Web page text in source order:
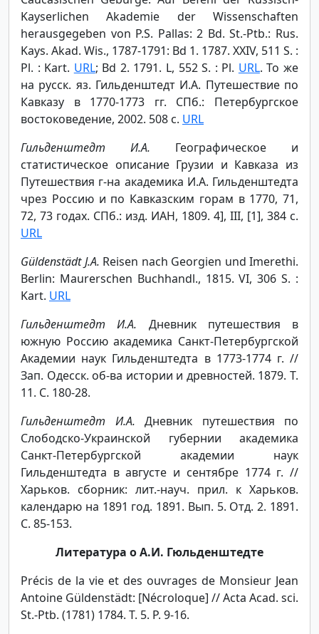
Kayserlichen Akademie der Wissenschaften
herausgegeben von P.S. Pallas: 2 Bd. St.-Ptb.: Rus.
Kays. Akad. Wis., 1787-1791: Bd 1. 1787. XXIV, 511 S. :
Pl. : Kart. URL; Bd 2. 1791. L, 552 S. : Pl. URL. То же
на русск. яз. Гильденштедт И.А. Путешествие по
Кавказу в 1770-1773 гг. СПб.: Петербургское
востоковедение, 2002. 508 с. URL
Гильденштедт И.А. Географическое и
статистическое описание Грузии и Кавказа из
Путешествия г-на академика И.А. Гильденштедта
чрез Россию и по Кавказским горам в 1770, 71,
72, 73 годах. СПб.: изд. ИАН, 1809. 4], III, [1], 384 с.
URL
Güldenstädt J.A. Reisen nach Georgien und Imerethi.
Berlin: Maurerschen Buchhandl., 1815. VI, 306 S. :
Kart. URL
Гильденштедт И.А. Дневник путешествия в
южную Россию академика Санкт-Петербургской
Академии наук Гильденштедта в 1773-1774 г. //
Зап. Одесск. об-ва истории и древностей. 1879. Т.
11. С. 180-28.
Гильденштедт И.А. Дневник путешествия по
Слободско-Украинской губернии академика
Санкт-Петербургской академии наук
Гильденштедта в августе и сентябре 1774 г. //
Харьков. сборник: лит.-науч. прил. к Харьков.
календарю на 1891 год. 1891. Вып. 5. Отд. 2. 1891.
С. 85-153.
Литература о А.И. Гюльденштедте
Précis de la vie et des ouvrages de Monsieur Jean
Antoine Güldenstädt: [Nécroloque] // Acta Acad. sci.
St.-Ptb. (1781) 1784. T. 5. P. 9-16.